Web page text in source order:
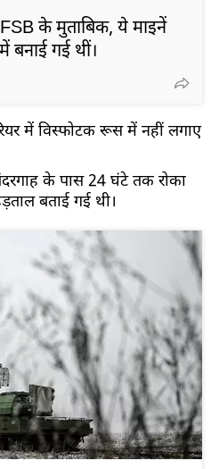
के मुताबिक, ये माइनें
गई थीं।
में विस्फोटक रूस में नहीं लगाए
के पास 24 घंटे तक रोका
बताई गई थी।